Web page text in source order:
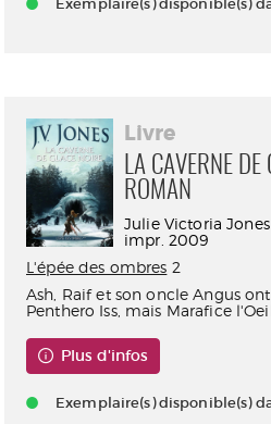
Exemplaire(s) disponible(s)
Livre
LA CAVERNE DE
ROMAN
Julie Victoria Jones
impr. 2009
L'épée des ombres 2
Ash, Raif et son oncle Angus
Penthero Iss, mais Marafice l'Oeil
Plus d'infos
Exemplaire(s) disponible(s)